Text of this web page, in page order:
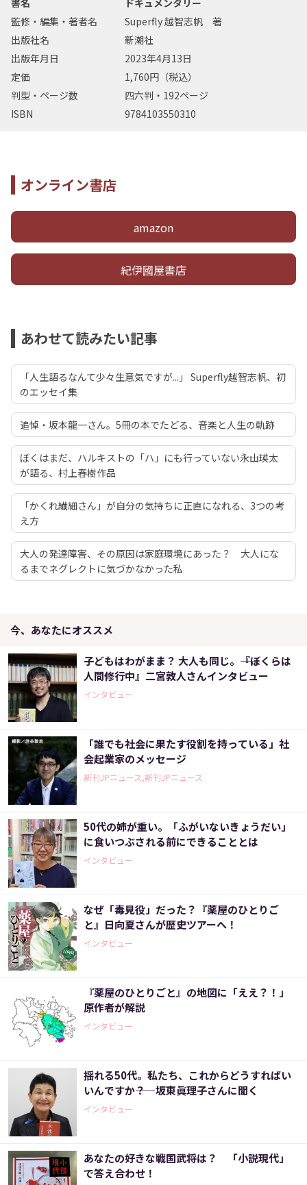
書名
ドキュメンタリー
監修・編集・著者名
Superfly 越智志帆 著
出版社名
新潮社
出版年月日
2023年4月13日
定価
1,760円（税込）
判型・ページ数
四六判・192ページ
ISBN
9784103550310
オンライン書店
amazon
紀伊國屋書店
あわせて読みたい記事
「人生語るなんて少々生意気ですが...」 Superfly越智志帆、初
のエッセイ集
追悼・坂本龍一さん。5冊の本でたどる、音楽と人生の軌跡
ぼくはまだ、ハルキストの「ハ」にも行っていない――永山瑛太
が語る、村上春樹作品
「かくれ繊細さん」が自分の気持ちに正直になれる、3つの考
え方
大人の発達障害、その原因は家庭環境にあった？ 大人にな
るまでネグレクトに気づかなかった私
今、あなたにオススメ
子どもはわがまま？ 大人も同じ。――『ぼくらは
人間修行中』二宮敦人さんインタビュー
インタビュー
「誰でも社会に果たす役割を持っている」社
会起業家のメッセージ
新刊JPニュース,新刊JPニュース
50代の姉が重い。「ふがいないきょうだい」
に食いつぶされる前にできることとは
インタビュー
なぜ「毒見役」だった？『薬屋のひとりご
と』日向夏さんが歴史ツアーへ！
インタビュー
『薬屋のひとりごと』の地図に「ええ？！」
原作者が解説
インタビュー
揺れる50代。私たち、これからどうすればい
いんですか――？ 坂東眞理子さんに聞く
インタビュー
あなたの好きな戦国武将は？ 「小説現代」
で答え合わせ！